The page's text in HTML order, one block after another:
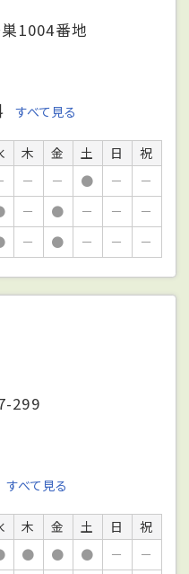
1004番地
すべて見る
木 金 土 日
祝
－ － ● －
－
－ ● － －
－
－ ● － － －
299
すべて見る
木 金 土 日
祝
● ● ● －
－